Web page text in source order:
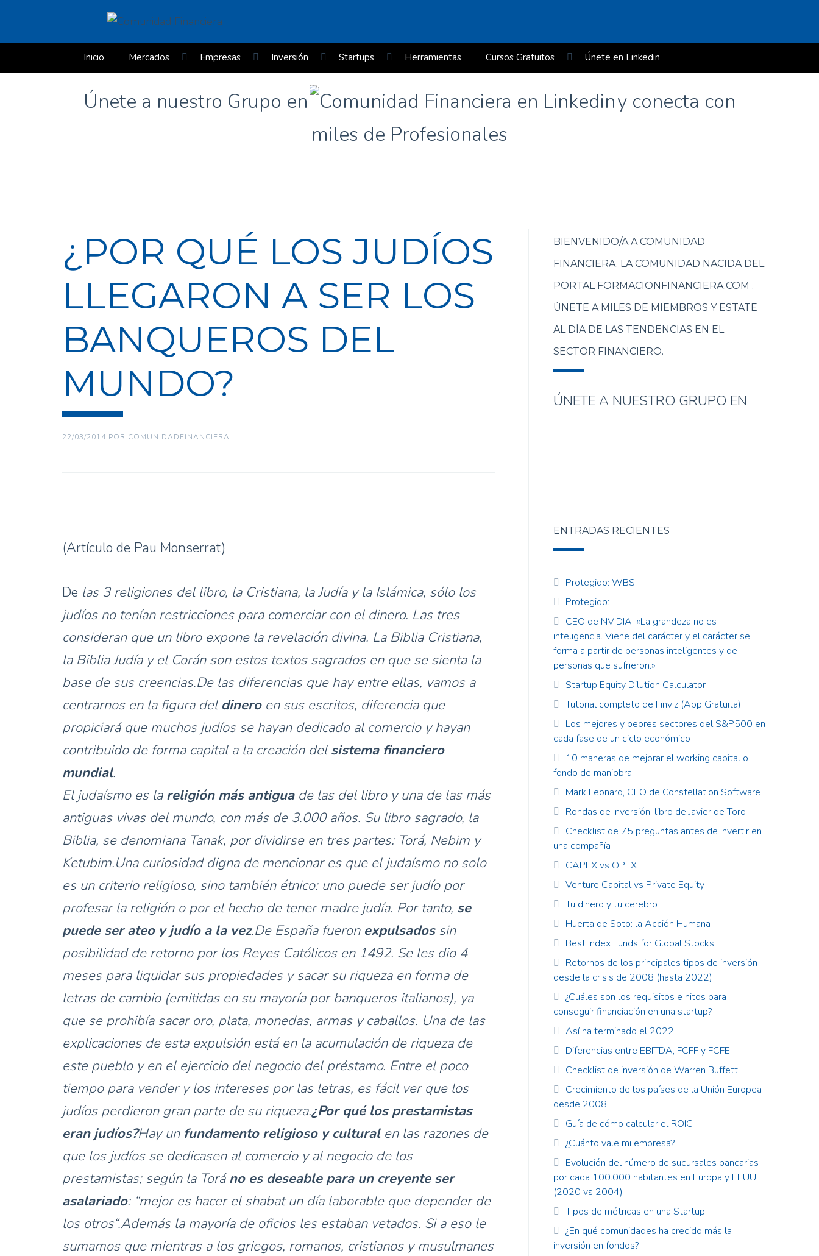
Inicio Mercados Empresas Inversión Startups Herramientas Cursos Gratuitos Únete en Linkedin
Curso Gratuito de Valoración de Empresas Nivel Básico: Cómo analizar una empresa en 20 minutos (Masterclass de Borja Roibas en EUDE)
Únete a nuestro Grupo en
y conecta con
miles de Profesionales
¿POR QUÉ LOS JUDÍOS
LLEGARON A SER LOS
BANQUEROS DEL
MUNDO?
22/03/2014 POR COMUNIDADFINANCIERA
(Artículo de Pau Monserrat)
De las 3 religiones del libro, la Cristiana, la Judía y la Islámica, sólo los
judíos no tenían restricciones para comerciar con el dinero. Las tres
consideran que un libro expone la revelación divina. La Biblia Cristiana,
la Biblia Judía y el Corán son estos textos sagrados en que se sienta la
base de sus creencias.De las diferencias que hay entre ellas, vamos a
centrarnos en la figura del dineroen sus escritos, diferencia que
propiciará que muchos judíos se hayan dedicado al comercio y hayan
contribuido de forma capital a la creación del sistema financiero
mundial.
El judaísmo es la religión más antiguade las del libro y una de las más
antiguas vivas del mundo, con más de 3.000 años. Su libro sagrado, la
Biblia, se denomiana Tanak, por dividirse en tres partes: Torá, Nebim y
Ketubim.Una curiosidad digna de mencionar es que el judaísmo no solo
es un criterio religioso, sino también étnico: uno puede ser judío por
profesar la religión o por el hecho de tener madre judía. Por tanto, se
puede ser ateo y judío a la vez.De España fueron expulsadossin
posibilidad de retorno por los Reyes Católicos en 1492. Se les dio 4
meses para liquidar sus propiedades y sacar su riqueza en forma de
letras de cambio (emitidas en su mayoría por banqueros italianos), ya
que se prohibía sacar oro, plata, monedas, armas y caballos. Una de las
explicaciones de esta expulsión está en la acumulación de riqueza de
este pueblo y en el ejercicio del negocio del préstamo. Entre el poco
tiempo para vender y los intereses por las letras, es fácil ver que los
judíos perdieron gran parte de su riqueza.¿Por qué los prestamistas
eran judíos?Hay un fundamento religioso y culturalen las razones de
que los judíos se dedicasen al comercio y al negocio de los
prestamistas; según la Toráno es deseable para un creyente ser
asalariado: “mejor es hacer el shabat un día laborable que depender de
los otros“.Además la mayoría de oficios les estaban vetados. Si a eso le
sumamos que mientras a los griegos, romanos, cristianos y musulmanes
BIENVENIDO/A A COMUNIDAD
FINANCIERA. LA COMUNIDAD NACIDA DEL
PORTAL FORMACIONFINANCIERA.COM .
ÚNETE A MILES DE MIEMBROS Y ESTATE
AL DÍA DE LAS TENDENCIAS EN EL
SECTOR FINANCIERO.
ÚNETE A NUESTRO GRUPO EN
ENTRADAS RECIENTES
Protegido: WBS
Protegido:
CEO de NVIDIA: «La grandeza no es
inteligencia. Viene del carácter y el carácter se
forma a partir de personas inteligentes y de
personas que sufrieron.»
Startup Equity Dilution Calculator
Tutorial completo de Finviz (App Gratuita)
Los mejores y peores sectores del S&P500 en
cada fase de un ciclo económico
10 maneras de mejorar el working capital o
fondo de maniobra
Mark Leonard, CEO de Constellation Software
Rondas de Inversión, libro de Javier de Toro
Checklist de 75 preguntas antes de invertir en
una compañía
CAPEX vs OPEX
Venture Capital vs Private Equity
Tu dinero y tu cerebro
Huerta de Soto: la Acción Humana
Best Index Funds for Global Stocks
Retornos de los principales tipos de inversión
desde la crisis de 2008 (hasta 2022)
¿Cuáles son los requisitos e hitos para
conseguir financiación en una startup?
Así ha terminado el 2022
Diferencias entre EBITDA, FCFF y FCFE
Checklist de inversión de Warren Buffett
Crecimiento de los países de la Unión Europea
desde 2008
Guía de cómo calcular el ROIC
¿Cuánto vale mi empresa?
Evolución del número de sucursales bancarias
por cada 100.000 habitantes en Europa y EEUU
(2020 vs 2004)
Tipos de métricas en una Startup
¿En qué comunidades ha crecido más la
inversión en fondos?